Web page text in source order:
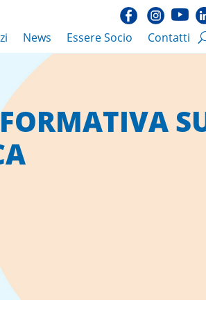
News Essere Socio Contatti